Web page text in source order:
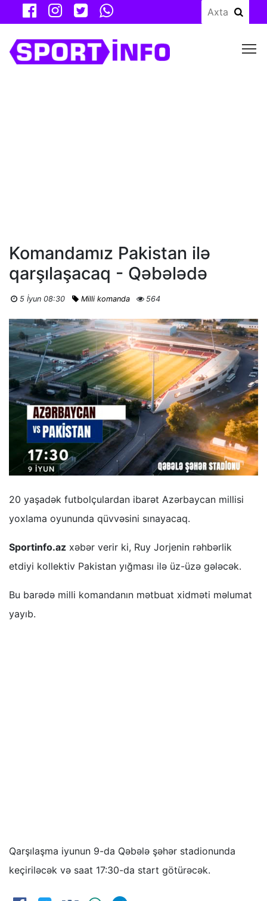
Komandamız Pakistan ilə
qarşılaşacaq - Qəbələdə
5 İyun 08:30 Milli komanda 564
20 yaşadək futbolçulardan ibarət Azərbaycan millisi
yoxlama oyununda qüvvəsini sınayacaq.
Sportinfo.az xəbər verir ki, Ruy Jorjenin rəhbərlik
etdiyi kollektiv Pakistan yığması ilə üz-üzə gələcək.
Bu barədə milli komandanın mətbuat xidməti məlumat
yayıb.
Qarşılaşma iyunun 9-da Qəbələ şəhər stadionunda
keçiriləcək və saat 17:30-da start götürəcək.